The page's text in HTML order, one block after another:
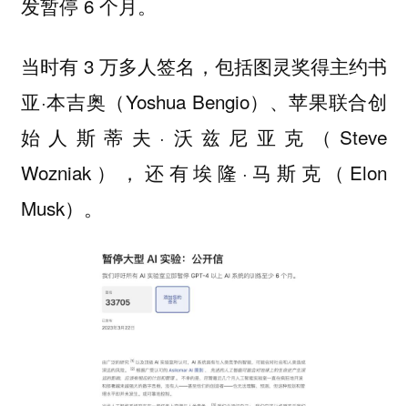
当时有 3 万多人签名，包括图灵奖得主约书
亚·本吉奥（Yoshua Bengio）、苹果联合创
始人斯蒂夫·沃兹尼亚克（Steve
Wozniak），还有埃隆·马斯克（Elon
Musk）。